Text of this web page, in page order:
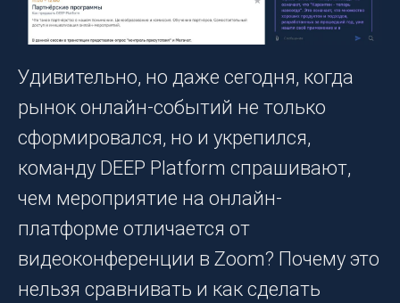
Удивительно, но даже сегодня, когда
рынок онлайн-событий не только
сформировался, но и укрепился,
команду DEEP Platform спрашивают,
чем мероприятие на онлайн-
платформе отличается от
видеоконференции в Zoom? Почему это
нельзя сравнивать и как сделать